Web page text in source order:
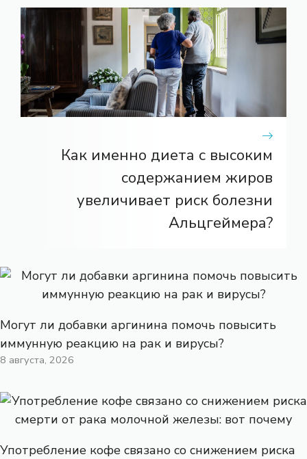
Как именно диета с высоким
содержанием жиров
увеличивает риск болезни
Альцгеймера?
Могут ли добавки аргинина помочь повысить
иммунную реакцию на рак и вирусы?
8 августа, 2026
Употребление кофе связано со снижением риска